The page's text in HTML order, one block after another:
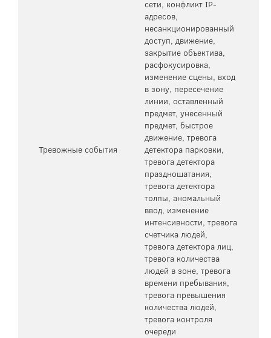
Тревожные события
сети, конфликт IP-
адресов,
несанкционированный
доступ, движение,
закрытие объектива,
расфокусировка,
изменение сцены, вход
в зону, пересечение
линии, оставленный
предмет, унесенный
предмет, быстрое
движение, тревога
детектора парковки,
тревога детектора
праздношатания,
тревога детектора
толпы, аномальный
ввод, изменение
интенсивности, тревога
счетчика людей,
тревога детектора лиц,
тревога количества
людей в зоне, тревога
времени пребывания,
тревога превышения
количества людей,
тревога контроля
очереди